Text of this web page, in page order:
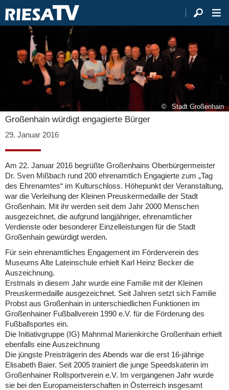
Stadt Großenhain
Großenhain würdigt engagierte Bürger
29. Januar 2016
Am 22. Januar 2016 begrüßte Großenhains Oberbürgermeister
Dr. Sven Mißbach rund 200 ehrenamtlich Engagierte zum „Tag
des Ehrenamtes“ im Kulturschloss. Höhepunkt der Veranstaltung,
war die Verleihung der Kleinen Preuskermedaille der Stadt
Großenhain. Mit ihr werden seit dem Jahr 2000 Menschen
ausgezeichnet, die aufgrund langjähriger, ehrenamtlicher
Verdienste oder besonderer Einzelleistungen für die Stadt
Großenhain gewürdigt werden.
Für sein ehrenamtliches Engagement im Förderverein des
Museums Alte Lateinschule erhielt Karl Heinz Becker die
Auszeichnung.
Erstmals in diesem Jahr wurde eine Familie mit der Kleinen
Preuskermedaille ausgezeichnet. Seit Jahren setzt sich Familie
Probst aus Großenhain in unterschiedlichen Funktionen im
Großenhainer Fußballverein 1990 e.V. für die Förderung des
Fußballsportes ein.
Die Initiativgruppe (IG) Mahnmal Marienkirche Großenhain erhielt
ebenfalls eine Auszeichnung
Die jüngste Preisträgerin des Abends war die erst 16-jährige
Elisabeth Baier. Seit 2005 trainiert die junge Speedskaterin im
Großenhainer Rollsportverein e.V. Im vergangenen Jahr wurde
sie bei den Europameisterschaften in Österreich insgesamt